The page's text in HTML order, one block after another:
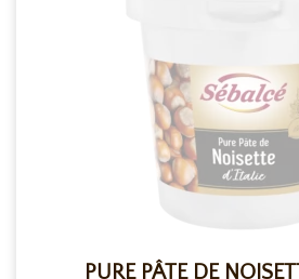
PURE PÂTE DE